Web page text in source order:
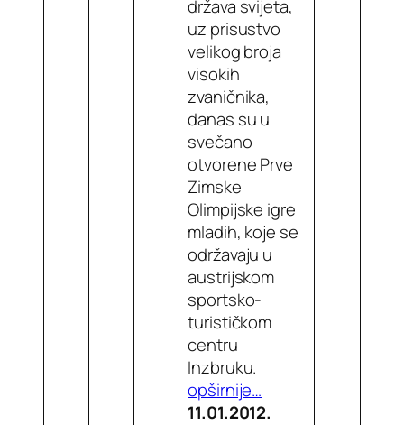
država svijeta,
uz prisustvo
velikog broja
visokih
zvaničnika,
danas su u
svečano
otvorene Prve
Zimske
Olimpijske igre
mladih, koje se
održavaju u
austrijskom
sportsko-
turističkom
centru
Inzbruku.
opširnije…
11.01.2012.